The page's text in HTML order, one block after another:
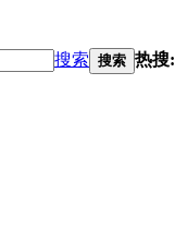
搜索 搜索 热搜: